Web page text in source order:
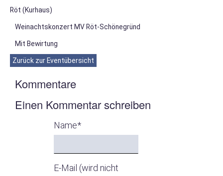
V
O
Termine
/
Bläserjugend
Anmeldng.
Röt (Kurhaus)
Weinachtskonzert MV Röt-Schönegründ
Mit Bewirtung
Zurück zur Eventübersicht
Kommentare
Einen Kommentar schreiben
Name*
E-Mail (wird nicht